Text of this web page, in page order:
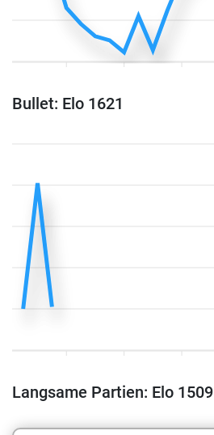
Bullet: Elo 1621
Langsame Partien: Elo 1509